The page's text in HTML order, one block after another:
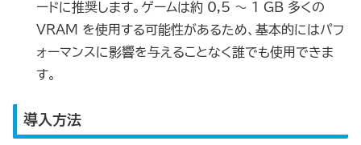
ードに推奨します。ゲームは約 0,5 ～ 1 GB 多くの
VRAM を使用する可能性があるため、基本的にはパフ
ォーマンスに影響を与えることなく誰でも使用できま
す。
導入方法